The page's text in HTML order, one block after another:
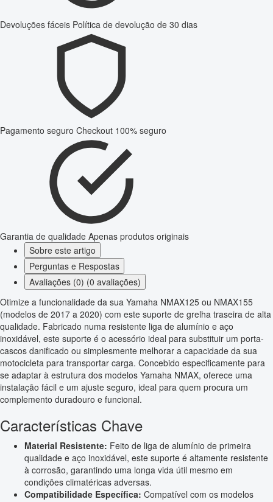
Devoluções fáceis Política de devolução de 30 dias
Pagamento seguro Checkout 100% seguro
Garantia de qualidade Apenas produtos originais
Sobre este artigo
Perguntas e Respostas
Avaliações (0) (0 avaliações)
Otimize a funcionalidade da sua Yamaha NMAX125 ou NMAX155
(modelos de 2017 a 2020) com este suporte de grelha traseira de alta
qualidade. Fabricado numa resistente liga de alumínio e aço
inoxidável, este suporte é o acessório ideal para substituir um porta-
cascos danificado ou simplesmente melhorar a capacidade da sua
motocicleta para transportar carga. Concebido especificamente para
se adaptar à estrutura dos modelos Yamaha NMAX, oferece uma
instalação fácil e um ajuste seguro, ideal para quem procura um
complemento duradouro e funcional.
Características Chave
Material Resistente: Feito de liga de alumínio de primeira
qualidade e aço inoxidável, este suporte é altamente resistente
à corrosão, garantindo uma longa vida útil mesmo em
condições climatéricas adversas.
Compatibilidade Específica: Compatível com os modelos